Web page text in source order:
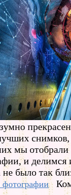
снимков,
мы отобрали
и
не было так